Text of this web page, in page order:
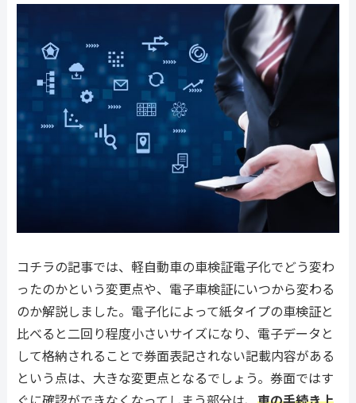
コチラの記事では、軽自動車の車検証電子化でどう変わ
ったのかという変更点や、電子車検証にいつから変わる
のか解説しました。電子化によって紙タイプの車検証と
比べると二回り程度小さいサイズになり、電子データと
して格納されることで券面表記されない記載内容がある
という点は、大きな変更点となるでしょう。券面ではす